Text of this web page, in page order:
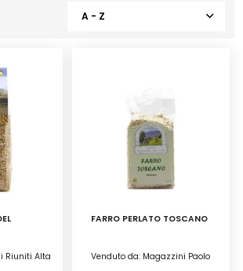
A - Z
Riuniti Alta
FARRO PERLATO TOSCANO
Venduto da: Magazzini Paolo